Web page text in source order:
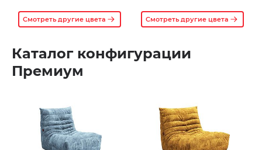
Смотреть другие цвета Смотреть другие цвета
Каталог конфигурации
Премиум